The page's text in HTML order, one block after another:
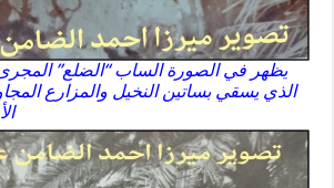
يظهر في الصورة الساب “الضلع”
الذي يسقي بساتين النخيل والمزارع